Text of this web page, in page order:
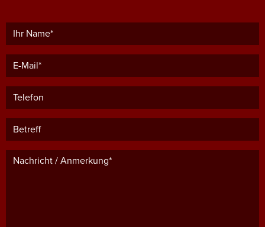
Ihr Name*
E-Mail*
Telefon
Betreff
Nachricht / Anmerkung*